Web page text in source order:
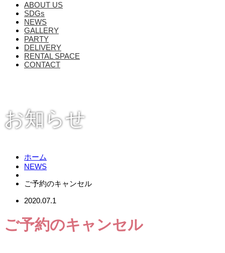
ABOUT US
SDGs
NEWS
GALLERY
PARTY
DELIVERY
RENTAL SPACE
CONTACT
お知らせ
ホーム
NEWS
ご予約のキャンセル
2020.07.1
ご予約のキャンセル